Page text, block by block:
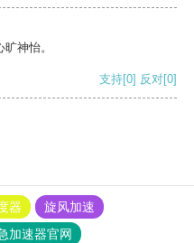
神怡。
支持[0] 反对[0]
器
旋风加速
加速器官网